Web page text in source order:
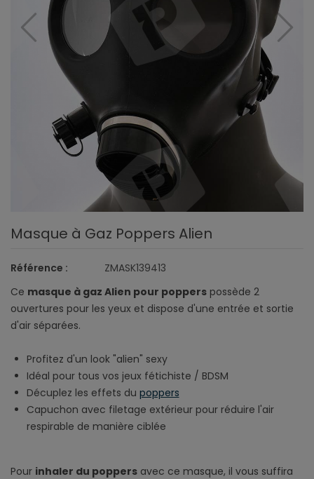
Masque à Gaz Poppers Alien
Référence :
ZMASK139413
Ce masque à gaz Alien pour poppers possède 2
ouvertures pour les yeux et dispose d'une entrée et sortie
d'air séparées.
Profitez d'un look "alien" sexy
Idéal pour tous vos jeux fétichiste / BDSM
Décuplez les effets du poppers
Capuchon avec filetage extérieur pour réduire l'air
respirable de manière ciblée
Pour inhaler du poppers avec ce masque, il vous suffira